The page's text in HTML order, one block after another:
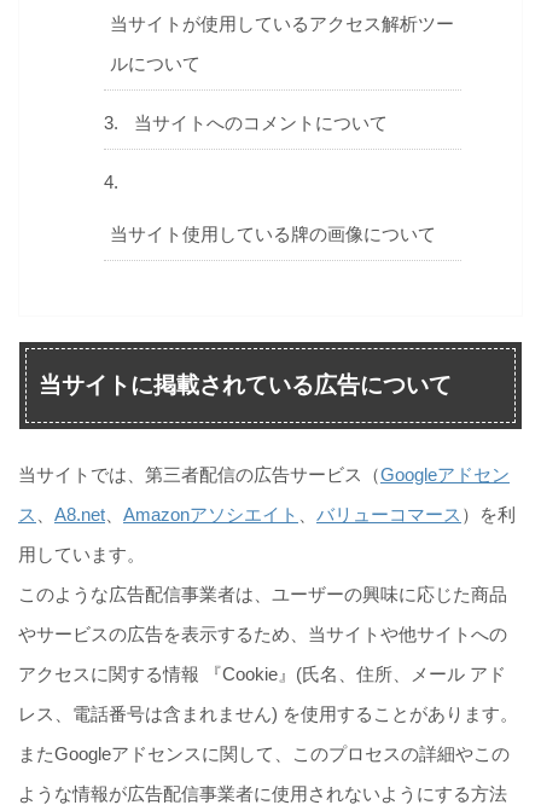
当サイトが使用しているアクセス解析ツー
ルについて
当サイトへのコメントについて
当サイト使用している牌の画像について
当サイトに掲載されている広告について
当サイトでは、第三者配信の広告サービス（Googleアドセン
ス
A8.net Amazonアソシエイト バリューコマース ）を利
用しています。
このような広告配信事業者は、ユーザーの興味に応じた商品
やサービスの広告を表示するため、当サイトや他サイトへの
アクセスに関する情報 『Cookie』(氏名、住所、メール アド
レス、電話番号は含まれません) を使用することがあります。
またGoogleアドセンスに関して、このプロセスの詳細やこの
ような情報が広告配信事業者に使用されないようにする方法